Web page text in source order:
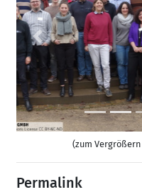
Previous
(zum
Permalink